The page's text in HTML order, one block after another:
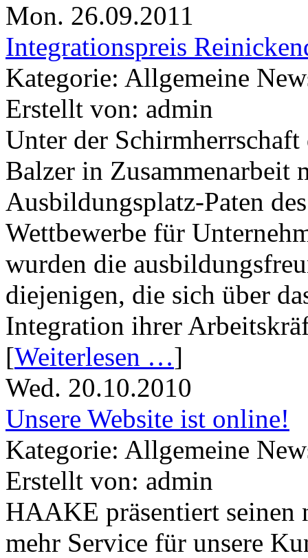
Mon. 26.09.2011
Integrationspreis
Kategorie: Allgemeine
Erstellt von: admin
Unter der
Balzer in Zusammenarbeit
Ausbildungsplatz-Paten
Wettbewerbe für
wurden die
diejenigen, die sich über
Integration ihrer
[Weiterlesen …]
Wed. 20.10.2010
Unsere Website ist online!
Kategorie: Allgemeine
Erstellt von: admin
HAAKE präsentiert seinen
mehr Service für unsere